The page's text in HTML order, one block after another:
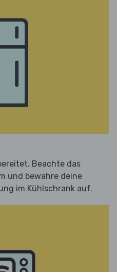
Beachte das
und bewahre deine
im Kühlschrank auf.